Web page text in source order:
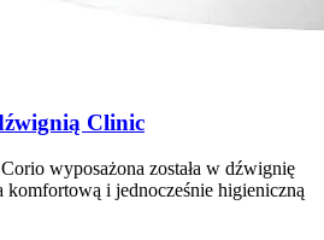
Clinic
wyposażona została w dźwignię
i jednocześnie higieniczną